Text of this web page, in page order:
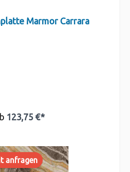
Marmor Carrara
123,75 €*
anfragen